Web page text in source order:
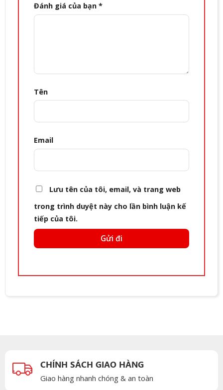
Đánh giá của bạn *
Tên
Email
Lưu tên của tôi, email, và trang web
trong trình duyệt này cho lần bình luận kế
tiếp của tôi.
CHÍNH SÁCH GIAO HÀNG
Giao hàng nhanh chóng & an toàn